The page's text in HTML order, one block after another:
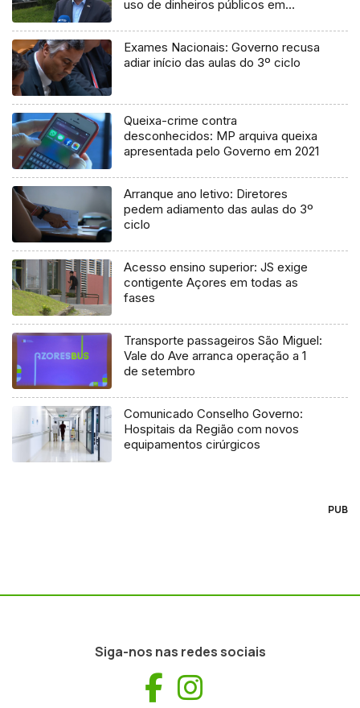
uso de dinheiros públicos em
Exames Nacionais: Governo recusa
adiar início das aulas do 3º ciclo
Queixa-crime contra
desconhecidos: MP arquiva queixa
apresentada pelo Governo em 2021
Arranque ano letivo: Diretores
pedem adiamento das aulas do 3º
ciclo
Acesso ensino superior: JS exige
contigente Açores em todas as
fases
Transporte passageiros São Miguel:
Vale do Ave arranca operação a 1
de setembro
Comunicado Conselho Governo:
Hospitais da Região com novos
equipamentos cirúrgicos
PUB
Siga-nos nas redes sociais
Facebook